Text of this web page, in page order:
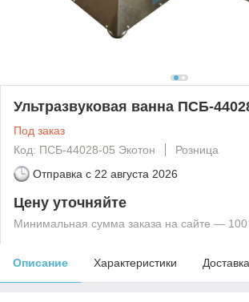
Ультразвуковая ванна ПСБ-
Под заказ
Код: ПСБ-44028-05 Экотон
Розница
Отправка с 22 августа 2026
Цену уточняйте
Минимальная сумма заказа на сайте —
Описание Характеристики Доставка